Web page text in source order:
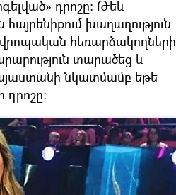
դրոշը: Թեև
խաղաղություն
հեռարձակողների
տարածեց և
նկատմամբ եթե
դրոշը: